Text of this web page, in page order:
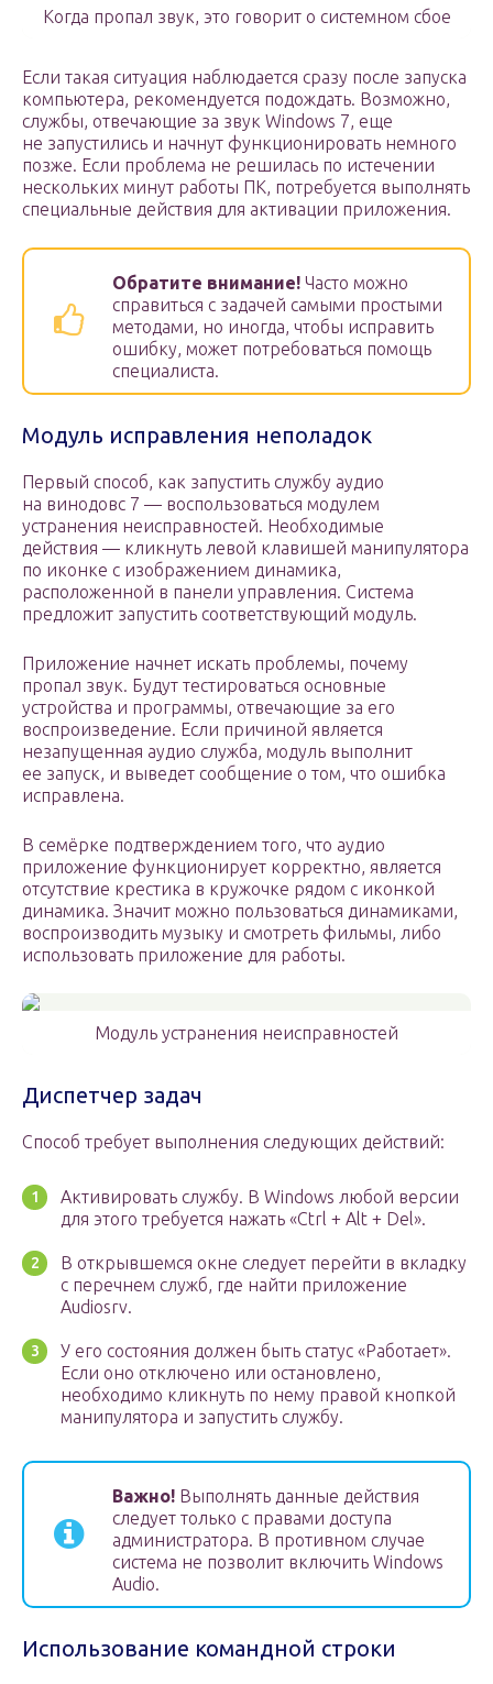
Когда пропал звук, это говорит о системном сбое
Если такая ситуация наблюдается сразу после запуска
компьютера, рекомендуется подождать. Возможно,
службы, отвечающие за звук Windows 7, еще
не запустились и начнут функционировать немного
позже. Если проблема не решилась по истечении
нескольких минут работы ПК, потребуется выполнять
специальные действия для активации приложения.
Обратите внимание! Часто можно
справиться с задачей самыми простыми
методами, но иногда, чтобы исправить
ошибку, может потребоваться помощь
специалиста.
Модуль исправления неполадок
Первый способ, как запустить службу аудио
на винодовс 7 — воспользоваться модулем
устранения неисправностей. Необходимые
действия — кликнуть левой клавишей манипулятора
по иконке с изображением динамика,
расположенной в панели управления. Система
предложит запустить соответствующий модуль.
Приложение начнет искать проблемы, почему
пропал звук. Будут тестироваться основные
устройства и программы, отвечающие за его
воспроизведение. Если причиной является
незапущенная аудио служба, модуль выполнит
ее запуск, и выведет сообщение о том, что ошибка
исправлена.
В семёрке подтверждением того, что аудио
приложение функционирует корректно, является
отсутствие крестика в кружочке рядом с иконкой
динамика. Значит можно пользоваться динамиками,
воспроизводить музыку и смотреть фильмы, либо
использовать приложение для работы.
Модуль устранения неисправностей
Диспетчер задач
Способ требует выполнения следующих действий:
Активировать службу. В Windows любой версии
для этого требуется нажать «Ctrl + Alt + Del».
В открывшемся окне следует перейти в вкладку
с перечнем служб, где найти приложение
Audiosrv.
У его состояния должен быть статус «Работает».
Если оно отключено или остановлено,
необходимо кликнуть по нему правой кнопкой
манипулятора и запустить службу.
Важно! Выполнять данные действия
следует только с правами доступа
администратора. В противном случае
система не позволит включить Windows
Audio.
Использование командной строки